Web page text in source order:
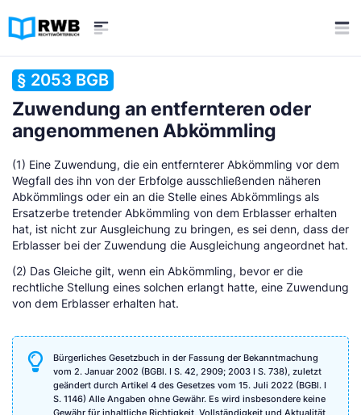
§ 2053 BGB
Zuwendung an entfernteren oder
angenommenen Abkömmling
(1) Eine Zuwendung, die ein entfernterer Abkömmling vor dem
Wegfall des ihn von der Erbfolge ausschließenden näheren
Abkömmlings oder ein an die Stelle eines Abkömmlings als
Ersatzerbe tretender Abkömmling von dem Erblasser erhalten
hat, ist nicht zur Ausgleichung zu bringen, es sei denn, dass der
Erblasser bei der Zuwendung die Ausgleichung angeordnet hat.
(2) Das Gleiche gilt, wenn ein Abkömmling, bevor er die
rechtliche Stellung eines solchen erlangt hatte, eine Zuwendung
von dem Erblasser erhalten hat.
Bürgerliches Gesetzbuch in der Fassung der Bekanntmachung
vom 2. Januar 2002 (BGBl. I S. 42, 2909; 2003 I S. 738), zuletzt
geändert durch Artikel 4 des Gesetzes vom 15. Juli 2022 (BGBl. I
S. 1146) Alle Angaben ohne Gewähr. Es wird insbesondere keine
Gewähr für inhaltliche Richtigkeit, Vollständigkeit und Aktualität